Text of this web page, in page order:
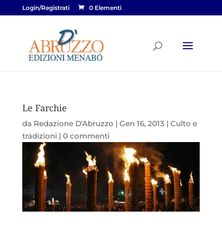
Login/Registrati 0 Elementi
Le Farchie
da Redazione D'Abruzzo | Gen 16, 2013 | Culto e
tradizioni | 0 commenti